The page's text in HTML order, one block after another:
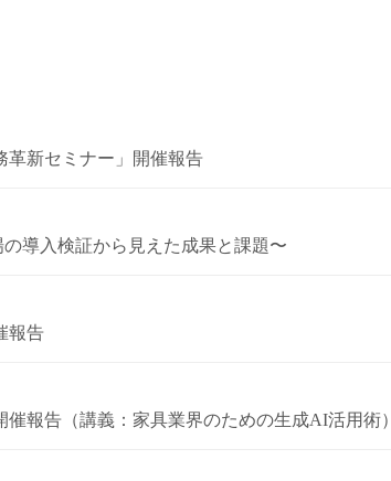
革新セミナー」開催報告
導入検証から見えた成果と課題〜
報告
報告（講義：家具業界のための生成AI活用術）